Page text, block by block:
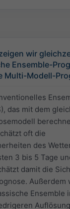
wir
Ensemble-
Multi-Modell-
das mit dem
oft die
des
3 bis 5 Tage
damit die
Außerdem
Ensemble
Auflösung